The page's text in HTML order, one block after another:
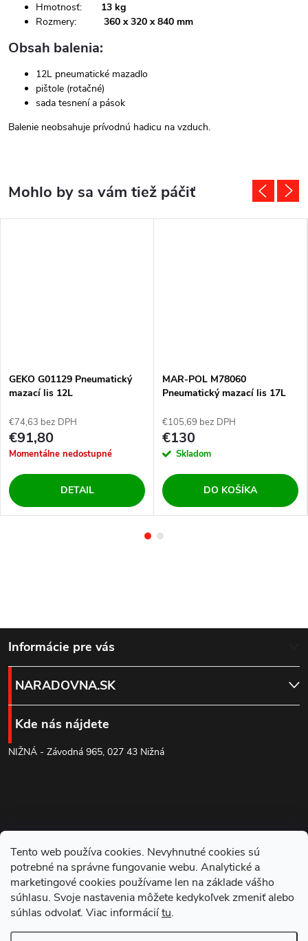
Tento web používa cookies. Nevyhnutné cookies sú
potrebné na správne fungovanie webu. Analytické a
marketingové cookies používame len na základe vášho
súhlasu. Svoje nastavenia môžete kedykoľvek zmeniť alebo
súhlas odvolať. Viac informáciítu.
Hmotnosť: 13 kg
Rozmery: 360 x 320 x 840 mm
Obsah balenia:
12L pneumatické mazadlo
pištole (rotačné)
sada tesnení a pások
Balenie neobsahuje prívodnú hadicu na vzduch.
GEKO G01129 Pneumatický
mazací lis 12L
€74,63 bez DPH
€91,80
Momentálne nedostupné
DETAIL
MAR-POL M78060
Pneumatický mazací lis 17L
€105,69 bez DPH
€130
Skladom
DO KOŠÍKA
Z
á
p
ä
e
Informácie pre vás
NARADOVNA.SK
Kde nás nájdete
NIŽNÁ - Závodná 965, 027 43 Nižná
Blog